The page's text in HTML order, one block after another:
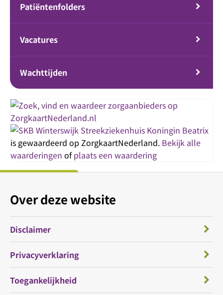
Patiëntenfolders
Vacatures
Wachttijden
Streekziekenhuis Koningin Beatrix
is gewaardeerd op ZorgkaartNederland. Bekijk alle
waarderingen ofplaats een waardering
Over deze website
Disclaimer
Privacyverklaring
Toegankelijkheid